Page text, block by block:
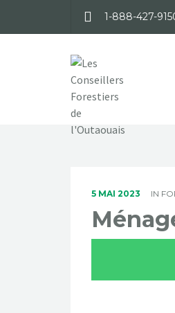
1-888-427-
5 MAI 2023 IN